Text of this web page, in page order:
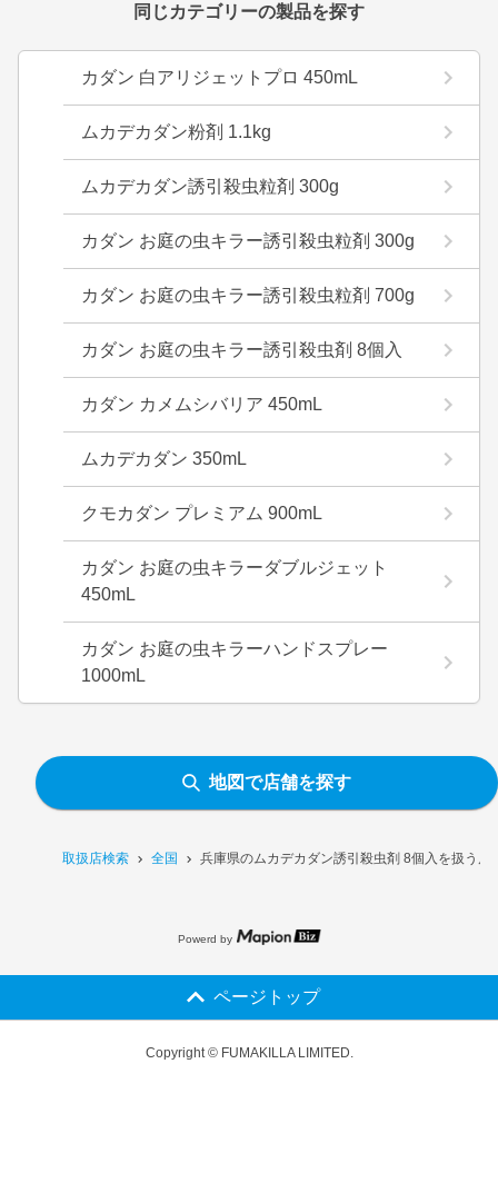
取扱店検索 全国 兵庫県のムカデカダン誘引殺虫剤 8個入を扱う店
同じカテゴリーの製品を探す
カダン 白アリジェットプロ 450mL
ムカデカダン粉剤 1.1kg
ムカデカダン誘引殺虫粒剤 300g
カダン お庭の虫キラー誘引殺虫粒剤 300g
カダン お庭の虫キラー誘引殺虫粒剤 700g
カダン お庭の虫キラー誘引殺虫剤 8個入
カダン カメムシバリア 450mL
ムカデカダン 350mL
クモカダン プレミアム 900mL
カダン お庭の虫キラーダブルジェット
450mL
カダン お庭の虫キラーハンドスプレー
1000mL
地図で店舗を探す
Powerd by
ページトップ
Copyright © FUMAKILLA LIMITED.